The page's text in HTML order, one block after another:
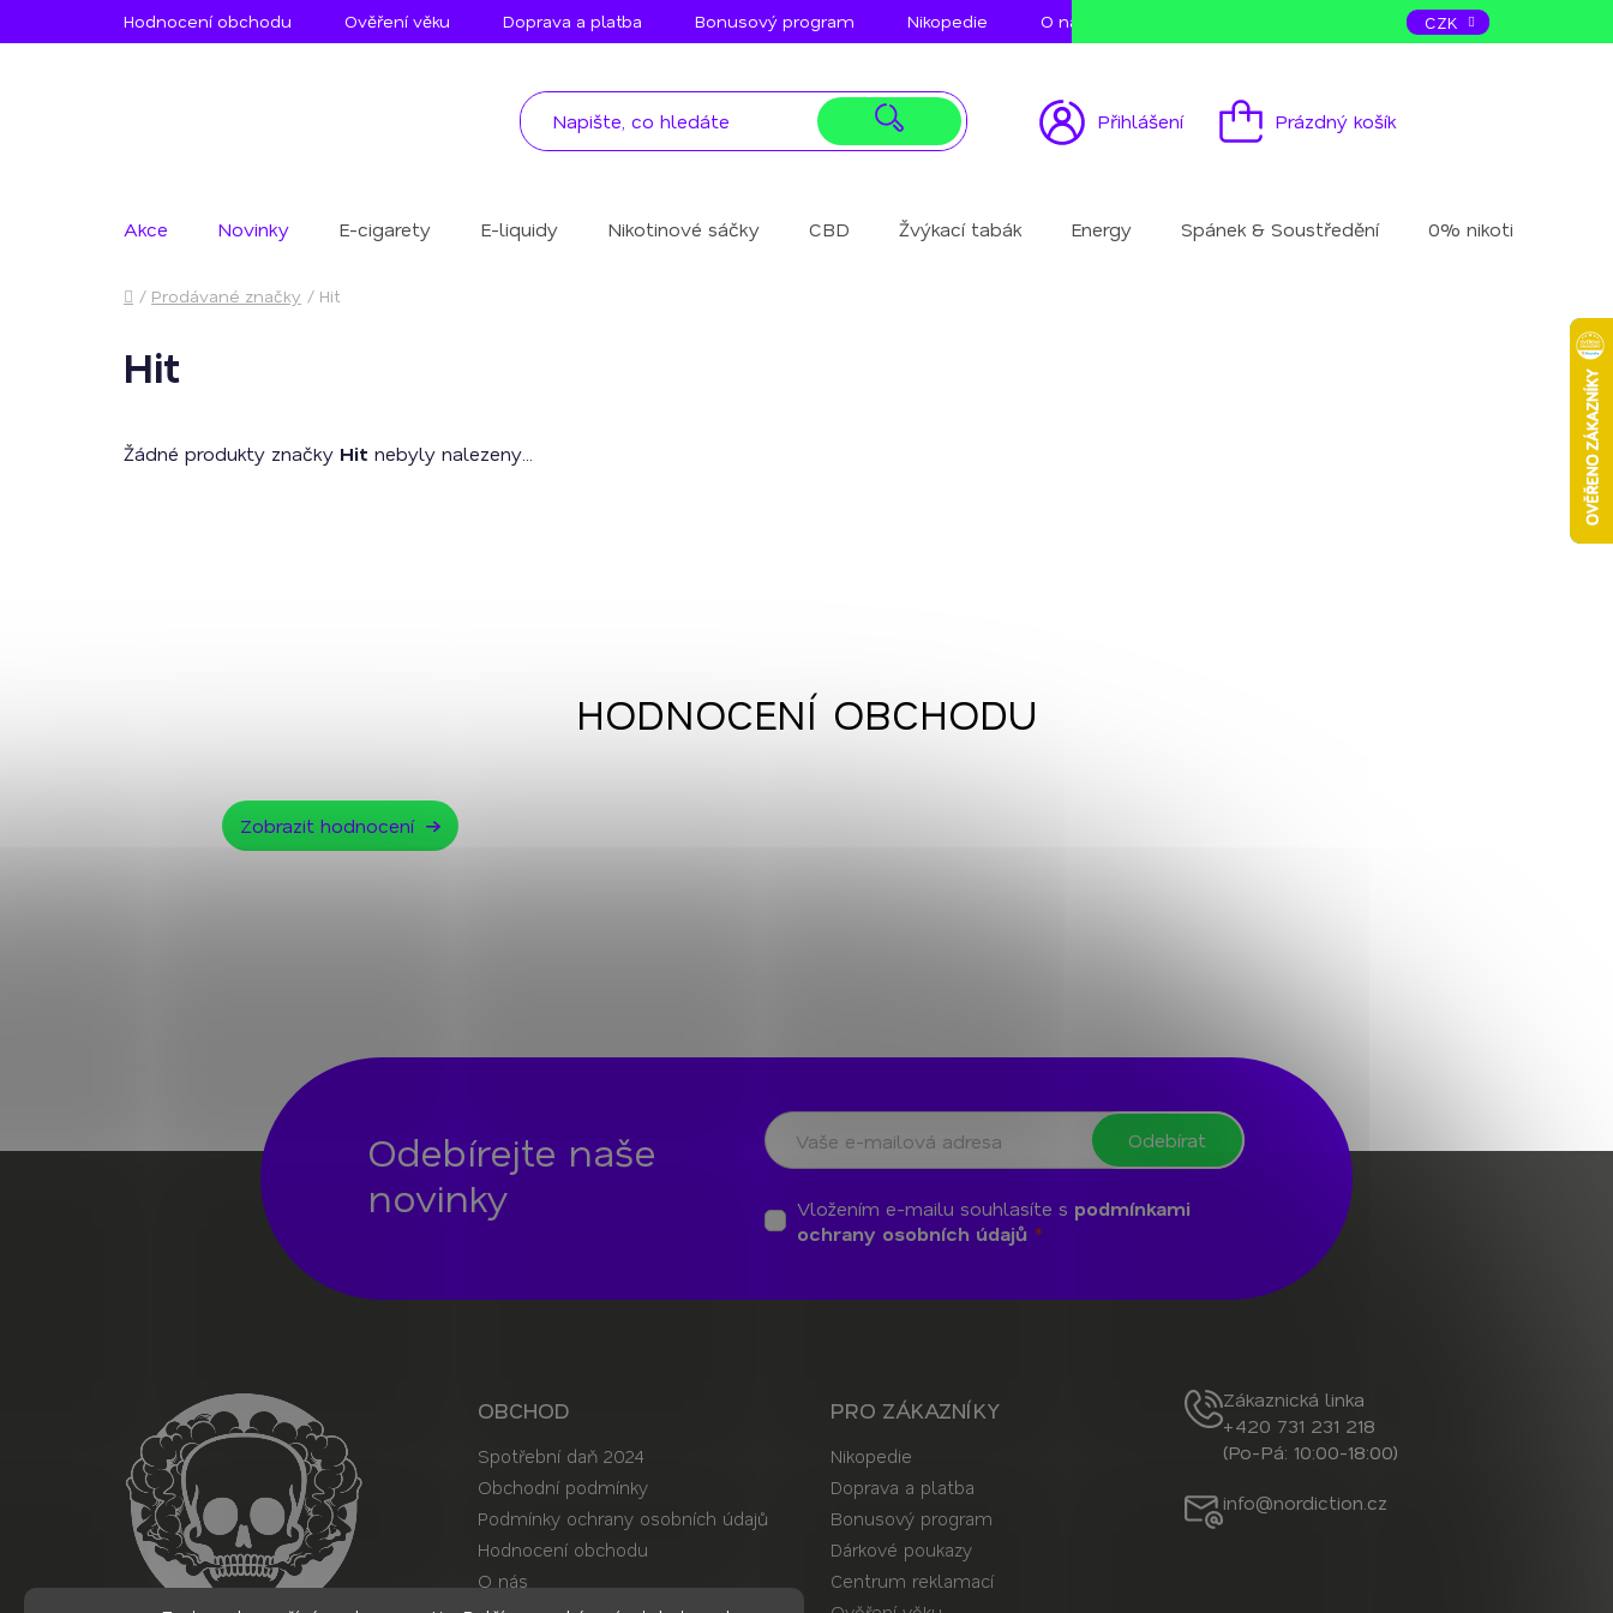
na
Hodnocení obchodu Ověření věku Doprava a platba Bonusový program Nikopedie O nás CZK
Přihlášení
Nákupní
Prázdný košík
Akce Novinky E-cigarety E-liquidy Nikotinové sáčky CBD Žvýkací tabák Energy Spánek & Soustředění 0% nikotinu
Domů
/ Prodávané značky / Hit
Hit
Žádné produkty značky Hit nebyly nalezeny...
HODNOCENÍ OBCHODU
Zobrazit hodnocení
Odebírejte naše
novinky
Vložením e-mailu souhlasíte s podmínkami
ochrany osobních údajů
Odebírat
OBCHOD
Spotřební daň 2024
Obchodní podmínky
Podmínky ochrany osobních údajů
Hodnocení obchodu
O nás
PRO ZÁKAZNÍKY
Nikopedie
Doprava a platba
Bonusový program
Dárkové poukazy
Centrum reklamací
Zákaznická linka
+420 731 231 218
(Po-Pá: 10:00-18:00)
info@nordiction.cz